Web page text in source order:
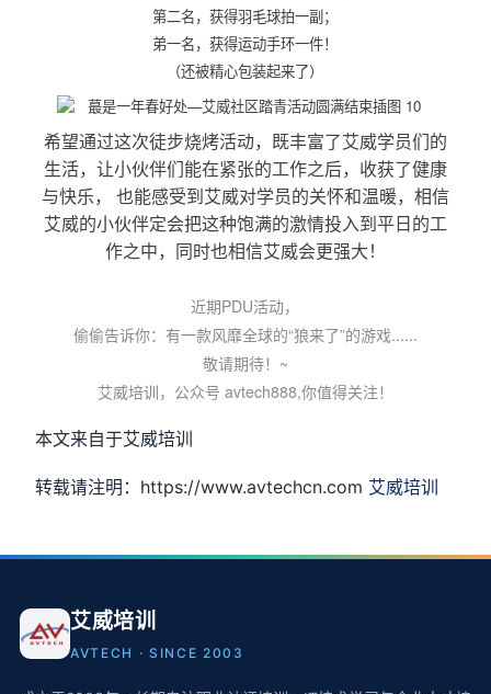
第二名，获得羽毛球拍一副；
弟一名，获得运动手环一件！
（还被精心包装起来了）
希望通过这次徒步烧烤活动，既丰富了艾威学员们的
生活，让小伙伴们能在紧张的工作之后，收获了健康
与快乐， 也能感受到艾威对学员的关怀和温暖，相信
艾威的小伙伴定会把这种饱满的激情投入到平日的工
作之中，同时也相信艾威会更强大！
近期PDU活动，
偷偷告诉你：有一款风靡全球的“狼来了”的游戏......
敬请期待！~
艾威培训，公众号 avtech888,你值得关注！
本文来自于艾威培训
转载请注明：https://www.avtechcn.com 艾威培训
艾威培训
AVTECH · SINCE 2003